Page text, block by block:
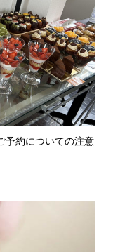
予約についての注意